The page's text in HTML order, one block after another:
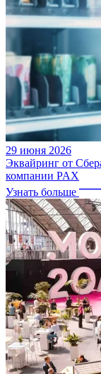
29 июня 2026
Эквайринг от
компании PAX
Узнать больше